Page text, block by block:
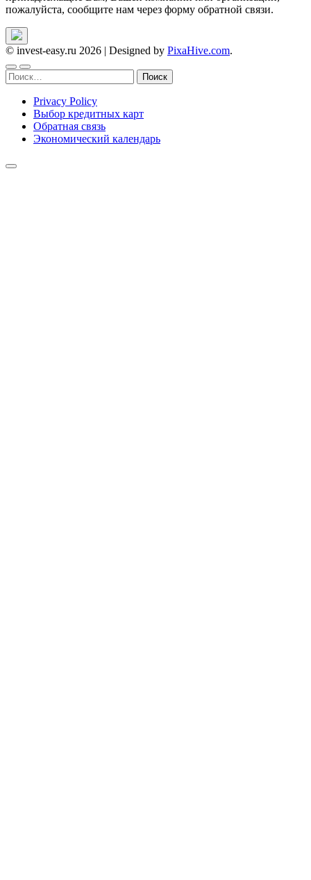
пожалуйста, сообщите нам через форму обратной связи.
© invest-easy.ru 2026 | Designed by PixaHive.com.
Найти:
Privacy Policy
Выбор кредитных карт
Обратная связь
Экономический календарь